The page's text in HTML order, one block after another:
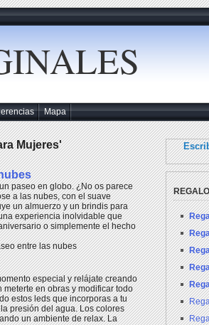
Mapa
Mujeres'
paseo en globo. ¿No os parece
a las nubes, con el suave
un almuerzo y un brindis para
experiencia inolvidable que
o simplemente el hecho
entre las nubes
especial y relájate creando
en obras y modificar todo
estos leds que incorporas a tu
presión del agua. Los colores
un ambiente de relax. La